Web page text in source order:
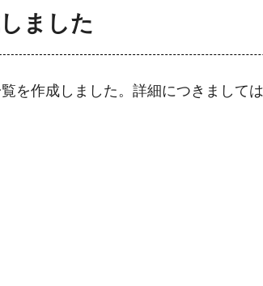
ました
作成しました。詳細につきまして